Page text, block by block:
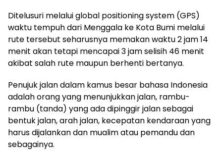
Ditelusuri melalui global positioning system (GPS)
waktu tempuh dari Menggala ke Kota Bumi melalui
rute tersebut seharusnya memakan waktu 2 jam 14
menit akan tetapi mencapai 3 jam selisih 46 menit
akibat salah rute maupun berhenti bertanya.
Penujuk jalan dalam kamus besar bahasa Indonesia
adalah orang yang menunjukkan jalan, rambu-
rambu (tanda) yang ada dipinggir jalan sebagai
bentuk jalan, arah jalan, kecepatan kendaraan yang
harus dijalankan dan mualim atau pemandu dan
sebagainya.